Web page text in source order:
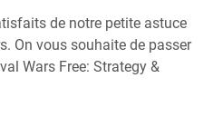
de notre petite astuce
On vous souhaite de passer
Wars Free: Strategy &